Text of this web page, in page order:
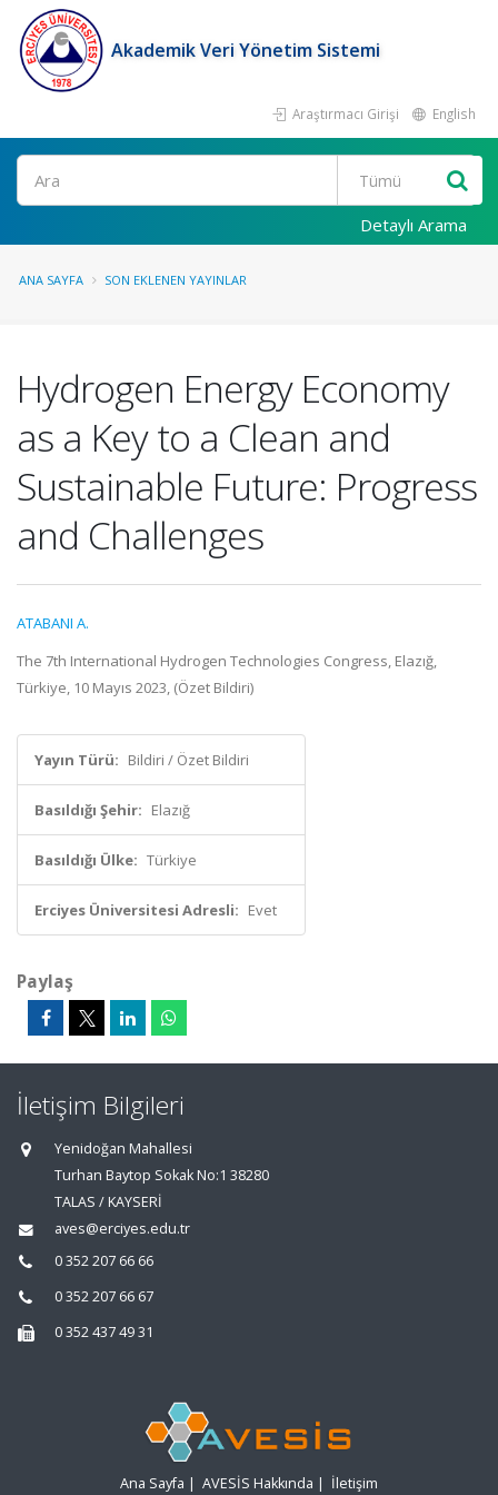
Akademik Veri Yönetim Sistemi
Araştırmacı Girişi English
Ara
Detaylı Arama
ANA SAYFA SON EKLENEN YAYINLAR
Hydrogen Energy Economy
as a Key to a Clean and
Sustainable Future: Progress
and Challenges
ATABANI A.
The 7th International Hydrogen Technologies Congress, Elazığ,
Türkiye, 10 Mayıs 2023, (Özet Bildiri)
Yayın Türü: Bildiri / Özet Bildiri
Basıldığı Şehir: Elazığ
Basıldığı Ülke: Türkiye
Erciyes Üniversitesi Adresli: Evet
Paylaş
İletişim Bilgileri
Yenidoğan Mahallesi
Turhan Baytop Sokak No:1 38280
TALAS / KAYSERİ
aves@erciyes.edu.tr
0 352 207 66 66
0 352 207 66 67
0 352 437 49 31
Ana Sayfa | AVESİS Hakkında | İletişim